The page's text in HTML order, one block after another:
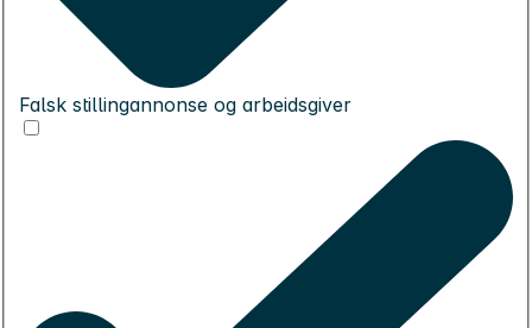
Falsk stillingannonse og arbeidsgiver